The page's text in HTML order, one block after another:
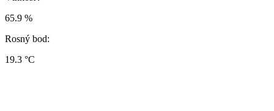
65.9 %
Rosný bod:
19.3 °C